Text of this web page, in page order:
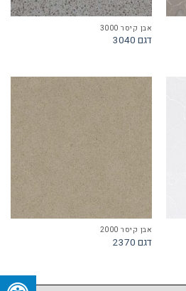
אבן קיסר 3000
דגם 3040
אבן קיסר 2000
דגם 2370